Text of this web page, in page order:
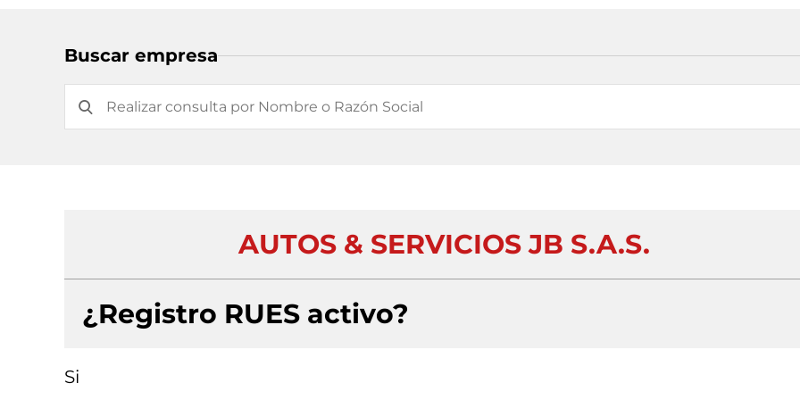
Buscar empresa
AUTOS & SERVICIOS JB S.A.S.
¿Registro RUES activo?
Si